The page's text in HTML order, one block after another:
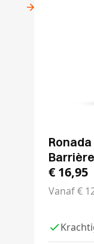
€ 16,95
Vanaf€